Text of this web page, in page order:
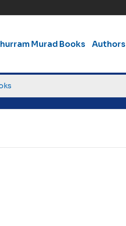
Murad Books Authors